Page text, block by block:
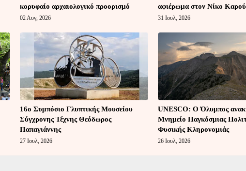
κορυφαίο αρχαιολογικό προορισμό
02 Αυγ, 2026
αφιέρωμα στον Νίκο
31 Ιουλ, 2026
16o Συμπόσιο Γλυπτικής Μουσείου
Σύγχρονης Τέχνης Θεόδωρος
Παπαγιάννης
27 Ιουλ, 2026
UNESCO: Ο Όλυμπος
Μνημείο Παγκόσμιας
Φυσικής Κληρονομιάς
26 Ιουλ, 2026